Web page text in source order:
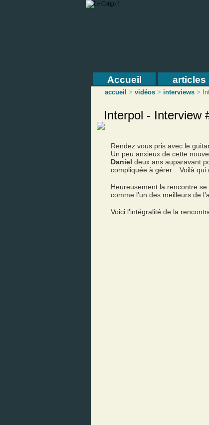
Accueil articles
accueil > vidéos > interviews >
Interpol - Interview
Rendez vous pris avec le
Un peu anxieux de cette
Daniel deux ans auparavant
compliquée à gérer... Voilà qui
Heureusement la rencontre
comme l’un des meilleurs de
Voici l’intégralité de la